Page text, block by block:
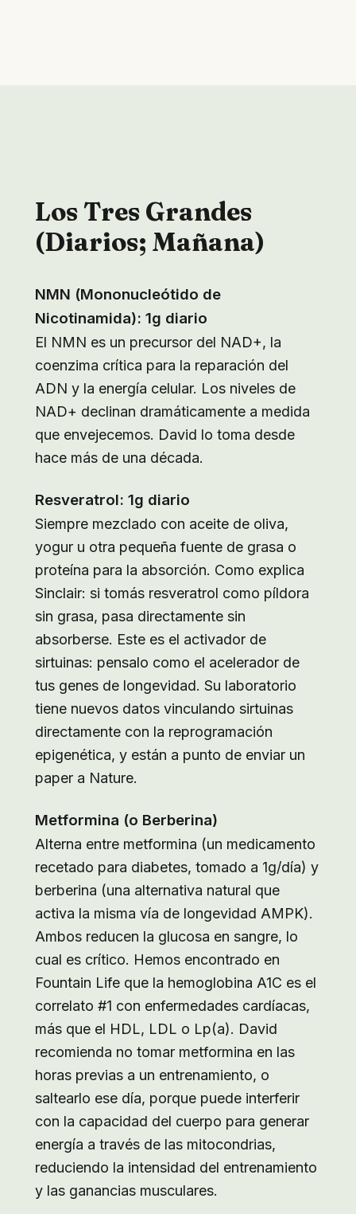
Los Tres Grandes
(Diarios; Mañana)
NMN (Mononucleótido de
Nicotinamida): 1g diario
El NMN es un precursor del NAD+, la
coenzima crítica para la reparación del
ADN y la energía celular. Los niveles de
NAD+ declinan dramáticamente a medida
que envejecemos. David lo toma desde
hace más de una década.
Resveratrol: 1g diario
Siempre mezclado con aceite de oliva,
yogur u otra pequeña fuente de grasa o
proteína para la absorción. Como explica
Sinclair: si tomás resveratrol como píldora
sin grasa, pasa directamente sin
absorberse. Este es el activador de
sirtuinas: pensalo como el acelerador de
tus genes de longevidad. Su laboratorio
tiene nuevos datos vinculando sirtuinas
directamente con la reprogramación
epigenética, y están a punto de enviar un
paper a Nature.
Metformina (o Berberina)
Alterna entre metformina (un medicamento
recetado para diabetes, tomado a 1g/día) y
berberina (una alternativa natural que
activa la misma vía de longevidad AMPK).
Ambos reducen la glucosa en sangre, lo
cual es crítico. Hemos encontrado en
Fountain Life que la hemoglobina A1C es el
correlato #1 con enfermedades cardíacas,
más que el HDL, LDL o Lp(a). David
recomienda no tomar metformina en las
horas previas a un entrenamiento, o
saltearlo ese día, porque puede interferir
con la capacidad del cuerpo para generar
energía a través de las mitocondrias,
reduciendo la intensidad del entrenamiento
y las ganancias musculares.